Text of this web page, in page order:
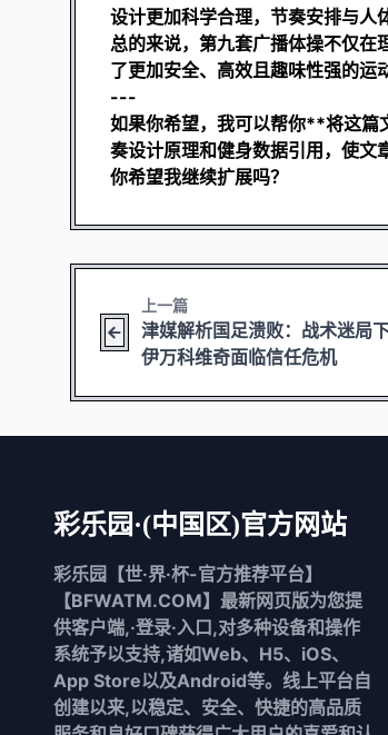
设计更加科学合理，节奏安排与人
总的来说，第九套广播体操不仅在
了更加安全、高效且趣味性强的运
---
如果你希望，我可以帮你**将这
奏设计原理和健身数据引用，使文
你希望我继续扩展吗？
上一篇
津媒解析国足溃败：战术迷局
伊万科维奇面临信任危机
彩乐园·(中国区)官方网站
彩乐园【世·界·杯-官方推荐平台】
【BFWATM.COM】最新网页版为您提
供客户端,·登录·入口,对多种设备和操作
系统予以支持,诸如Web、H5、iOS、
App Store以及Android等。线上平台自
创建以来,以稳定、安全、快捷的高品质